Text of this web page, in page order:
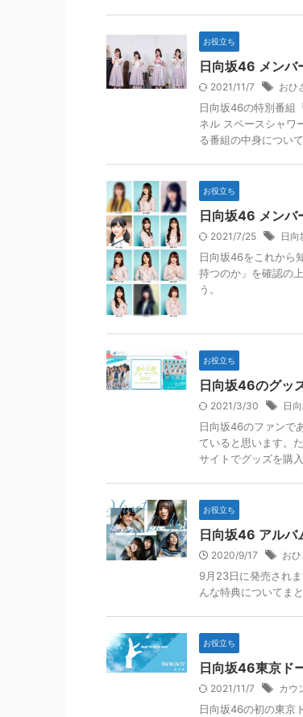
お役立ち
日向坂46 メンバ
2021/11/7 おひ
日向坂46の特別番組
ネル スペースシャワ
る番組の中身につい
お役立ち
日向坂46 メンバ
2021/7/25 日向
日向坂46をこれから
持つのか」を確認の
う。
お役立ち
日向坂46のグッ
2021/3/30 日
日向坂46のファンで
ていると思います。
サイトでグッズを購
お役立ち
日向坂46 アルバ
2020/9/17 おひ
9月23日に発売され
んな特典についてま
お役立ち
日向坂46東京ド
2021/11/7 カウ
日向坂46の初の東京